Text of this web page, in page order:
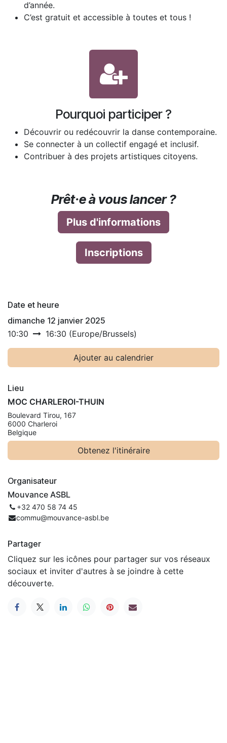
d’année.
C’est gratuit et accessible à toutes et tous !
Pourquoi participer ?
Découvrir ou redécouvrir la danse contemporaine.
Se connecter à un collectif engagé et inclusif.
Contribuer à des projets artistiques citoyens.
Prêt·e à vous lancer ?
Plus d'informations
Inscriptions
Date et heure
dimanche 12 janvier 2025
10:30
16:30 (Europe/Brussels)
Ajouter au calendrier
Lieu
MOC CHARLEROI-THUIN
Boulevard Tirou, 167
6000 Charleroi
Belgique
Obtenez l'itinéraire
Organisateur
Mouvance ASBL
+32 470 58 74 45
commu@mouvance-asbl.be
Partager
Cliquez sur les icônes pour partager sur vos réseaux
sociaux et inviter d'autres à se joindre à cette
découverte.